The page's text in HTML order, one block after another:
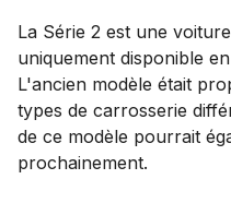
La Série 2 est une
uniquement disponible
L'ancien modèle était
types de carrosserie
de ce modèle pourrait
prochainement.